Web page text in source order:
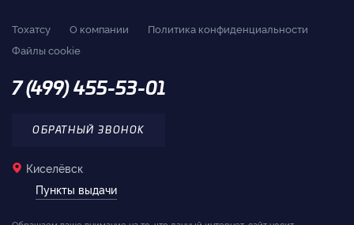
Тохатсу О компании
Политика конфиденциальности
Файлы cookie
7 (499) 455-53-01
ОБРАТНЫЙ ЗВОНОК
Киселёвск
Пункты выдачи